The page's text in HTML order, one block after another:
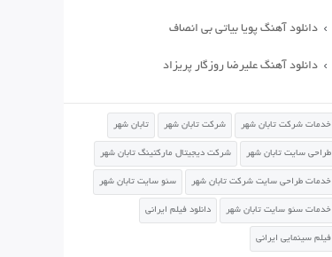
دانلود آهنگ پویا بیاتی بی انصاف
دانلود آهنگ علیرضا روزگار پریزاد
خدمات شرکت تابان شهر شرکت تابان شهر تابان شهر
طراحی سایت تابان شهر شرکت دیجیتال مارکتینگ تابان شهر
خدمات طراحی سایت شرکت تابان شهر سئو سایت تابان شهر
خدمات سئو سایت تابان شهر دانلود فیلم ایرانی
فیلم سینمایی ایرانی